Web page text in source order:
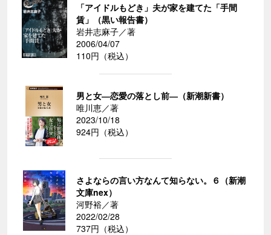
「アイドルもどき」夫が家を建てた「手間
賃」（黒い報告書）
岩井志麻子／著
2006/04/07
110円（税込）
男と女―恋愛の落とし前―（新潮新書）
唯川恵／著
2023/10/18
924円（税込）
さよならの言い方なんて知らない。６（新潮
文庫nex）
河野裕／著
2022/02/28
737円（税込）